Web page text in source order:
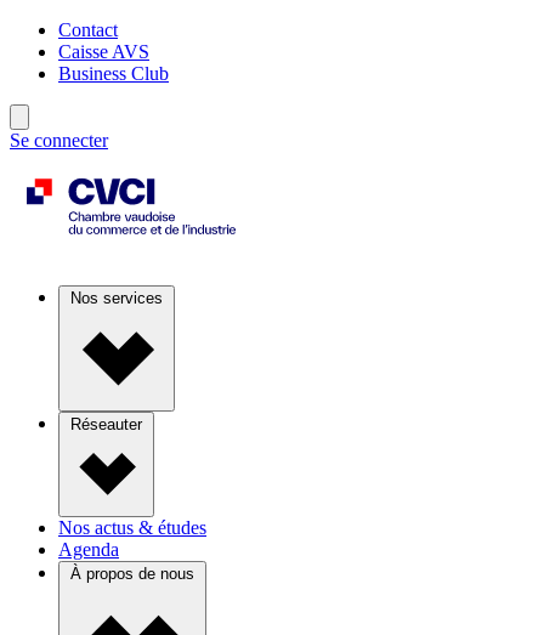
Contact
Caisse AVS
Business Club
Se connecter
Nos services
Réseauter
Nos actus & études
Agenda
À propos de nous